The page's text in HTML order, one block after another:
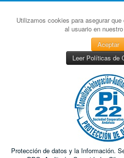
Utilizamos cookies para asegurar
al usuario en
Aceptar
Leer Políticas de
Protección de datos y la Información.